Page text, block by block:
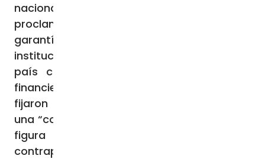
nacional”, los “derechos sociales
proclamados sin mecanismos claros de
garantía y exigibilidad” y una estructura
institucional “demasiado compleja para un
país con capacidades administrativas y
financieras limitadas”. Los obispos también
fijaron su atención en lo que consideraron
una “concentración excesiva de poder en la
figura presidencial, debilitando los
contrapesos legislativos y judiciales”. Frente